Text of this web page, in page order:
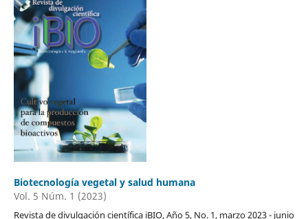
Biotecnología vegetal y salud humana
Vol. 5 Núm. 1 (2023)
Revista de divulgación científica iBIO, Año 5, No. 1, marzo 2023 - junio